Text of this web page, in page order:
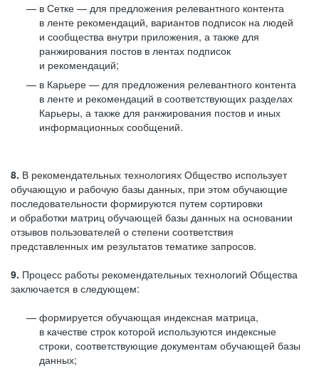
в Сетке — для предложения релевантного контента
в ленте рекомендаций, вариантов подписок на людей
и сообщества внутри приложения, а также для
ранжирования постов в лентах подписок
и рекомендаций;
в Карьере — для предложения релевантного контента
в ленте и рекомендаций в соответствующих разделах
Карьеры, а также для ранжирования постов и иных
информационных сообщений.
8. В рекомендательных технологиях Общество использует
обучающую и рабочую базы данных, при этом обучающие
последовательности формируются путем сортировки
и обработки матриц обучающей базы данных на основании
отзывов пользователей о степени соответствия
представленных им результатов тематике запросов.
9. Процесс работы рекомендательных технологий Общества
заключается в следующем:
формируется обучающая индексная матрица,
в качестве строк которой используются индексные
строки, соответствующие документам обучающей базы
данных;